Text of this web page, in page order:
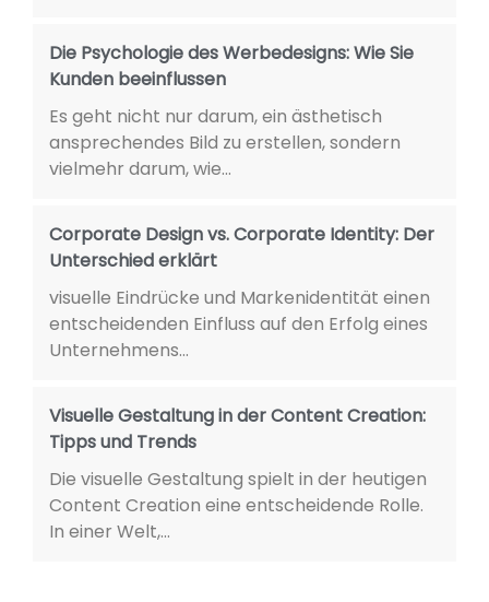
Die Psychologie des Werbedesigns: Wie Sie
Kunden beeinflussen
Es geht nicht nur darum, ein ästhetisch
ansprechendes Bild zu erstellen, sondern
vielmehr darum, wie...
Corporate Design vs. Corporate Identity: Der
Unterschied erklärt
visuelle Eindrücke und Markenidentität einen
entscheidenden Einfluss auf den Erfolg eines
Unternehmens...
Visuelle Gestaltung in der Content Creation:
Tipps und Trends
Die visuelle Gestaltung spielt in der heutigen
Content Creation eine entscheidende Rolle.
In einer Welt,...